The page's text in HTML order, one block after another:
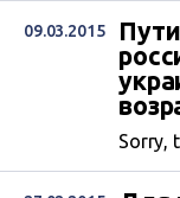
09.03.2015
Sorry,